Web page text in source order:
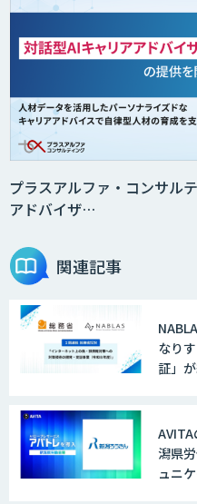
プラスアルファ・コンサル
アドバイザ…
関連記事
なり
証」
潟県
ュニ